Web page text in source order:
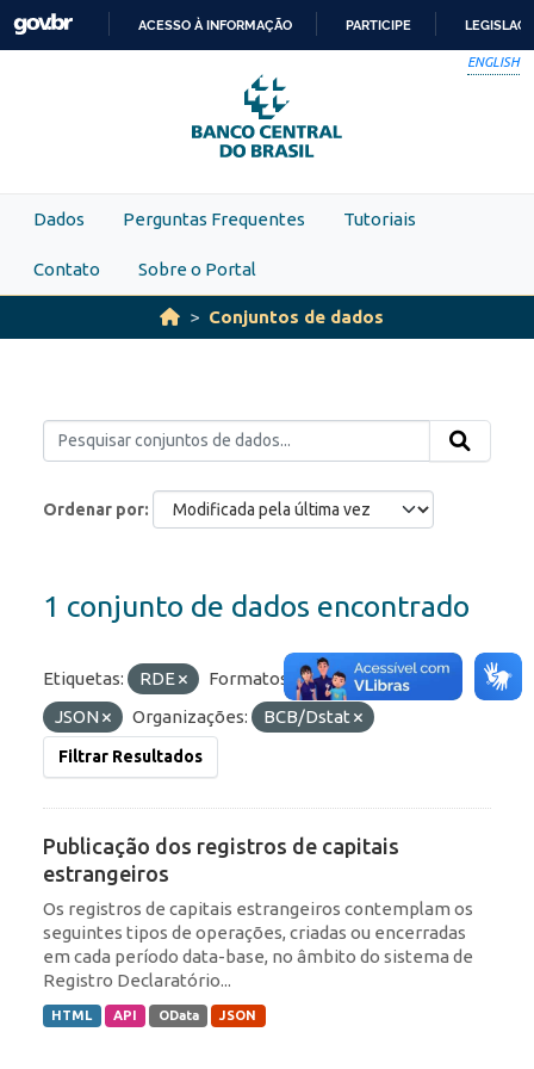
Skip to main content
PARA
O
CONTEÚDO
ACESSO À INFORMAÇÃO PARTICIPE
ENGLISH
Dados Perguntas Frequentes Tutoriais
Contato Sobre o Portal
Conjuntos de dados
Ordenar por
1 conjunto de dados encontrado
Etiquetas: RDE Formatos: HTML
API
JSON
Organizações: BCB/Dstat
Filtrar Resultados
Publicação dos registros de capitais
estrangeiros
Os registros de capitais estrangeiros contemplam os
seguintes tipos de operações, criadas ou encerradas
em cada período data-base, no âmbito do sistema de
Registro Declaratório...
HTML API OData JSON